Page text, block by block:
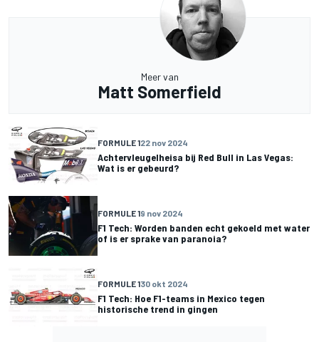
Meer van
Matt Somerfield
FORMULE 122 nov 2024
Achtervleugelheisa bij Red Bull in Las Vegas:
Wat is er gebeurd?
FORMULE 19 nov 2024
F1 Tech: Worden banden echt gekoeld met water
of is er sprake van paranoia?
FORMULE 130 okt 2024
F1 Tech: Hoe F1-teams in Mexico tegen
historische trend in gingen